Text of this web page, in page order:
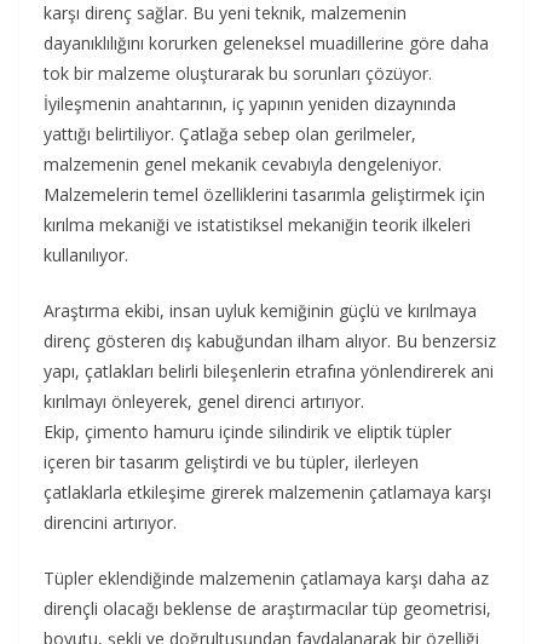
karşı direnç sağlar. Bu yeni teknik, malzemenin
dayanıklılığını korurken geleneksel muadillerine göre daha
tok bir malzeme oluşturarak bu sorunları çözüyor.
İyileşmenin anahtarının, iç yapının yeniden dizaynında
yattığı belirtiliyor. Çatlağa sebep olan gerilmeler,
malzemenin genel mekanik cevabıyla dengeleniyor.
Malzemelerin temel özelliklerini tasarımla geliştirmek için
kırılma mekaniği ve istatistiksel mekaniğin teorik ilkeleri
kullanılıyor.
Araştırma ekibi, insan uyluk kemiğinin güçlü ve kırılmaya
direnç gösteren dış kabuğundan ilham alıyor. Bu benzersiz
yapı, çatlakları belirli bileşenlerin etrafına yönlendirerek ani
kırılmayı önleyerek, genel direnci artırıyor.
Ekip, çimento hamuru içinde silindirik ve eliptik tüpler
içeren bir tasarım geliştirdi ve bu tüpler, ilerleyen
çatlaklarla etkileşime girerek malzemenin çatlamaya karşı
direncini artırıyor.
Tüpler eklendiğinde malzemenin çatlamaya karşı daha az
dirençli olacağı beklense de araştırmacılar tüp geometrisi,
boyutu, şekli ve doğrultusundan faydalanarak bir özelliği